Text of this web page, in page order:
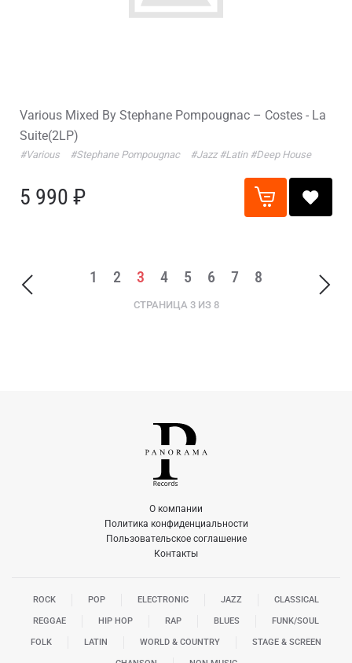
Various Mixed By Stephane Pompougnac – Costes - La
Suite(2LP)
#Various #Stephane Pompougnac #Jazz #Latin #Deep House
5 990 ₽
1 2 3 4 5 6 7 8
СТРАНИЦА 3 ИЗ 8
О компании
Политика конфиденциальности
Пользовательское соглашение
Контакты
ROCK POP ELECTRONIC JAZZ CLASSICAL
REGGAE HIP HOP RAP BLUES FUNK/SOUL
FOLK LATIN WORLD & COUNTRY STAGE & SCREEN